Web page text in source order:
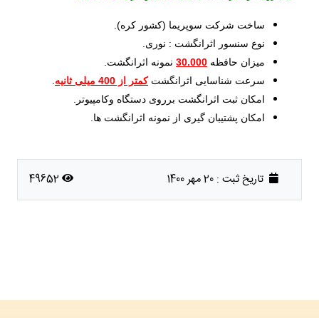
ساخت شرکت سوپریما (کشور کره).
نوع سنسور اثرانگشت : نوری.
میزان حافظه 30.000 نمونه اثرانگشت.
سرعت شناسایی اثرانگشتکمتر از 400 میلی ثانیه
امکان ثبت اثرانگشت برروی دستگاه­ وکامپیوتر.
امکان پشتیبان ­گیری از نمونه اثرانگشت ­ها.
تاریخ ثبت : 20 مهر 1400 49652